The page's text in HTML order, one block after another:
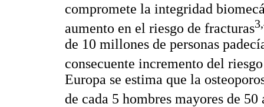
compromete la integridad
aumento en el riesgo de fracturas
de 10 millones de personas
consecuente incremento del
Europa se estima que la
de cada 5 hombres mayores de 50